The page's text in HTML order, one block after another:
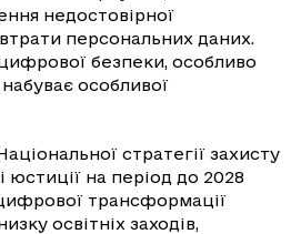
недостовірної
персональних даних.
безпеки, особливо
особливої
стратегії захисту
на період до 2028
трансформації
освітніх заходів,